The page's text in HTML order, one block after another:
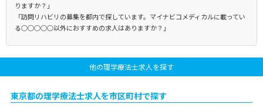
りますか？」
「訪問リハビリの募集を都内で探しています。マイナビコメディカルに載ってい
る○○○○○以外におすすめの求人はありますか？」
他の理学療法士求人を探す
東京都の理学療法士求人を市区町村で探す